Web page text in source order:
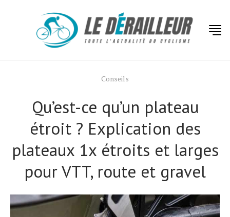
Conseils
Qu’est-ce qu’un plateau
étroit ? Explication des
plateaux 1x étroits et larges
pour VTT, route et gravel